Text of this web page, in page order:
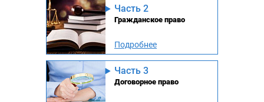
Часть 2
Гражданское право
Подробнее
Часть 3
Договорное право